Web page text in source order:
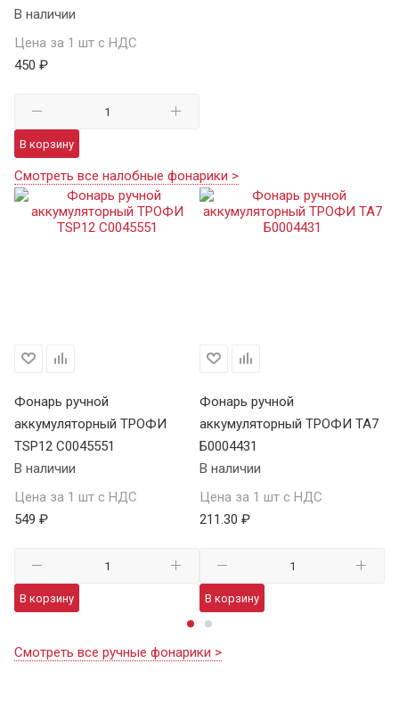
В наличии
Цена за 1 шт с НДС
450 ₽
В корзину
Смотреть все налобные фонарики >
Фонарь ручной
аккумуляторный ТРОФИ
TSP12 C0045551
В наличии
Цена за 1 шт с НДС
549 ₽
В корзину
Фонарь ручной
аккумуляторный ТРОФИ TA7
Б0004431
В наличии
Цена за 1 шт с НДС
211.30 ₽
В корзину
Смотреть все ручные фонарики >